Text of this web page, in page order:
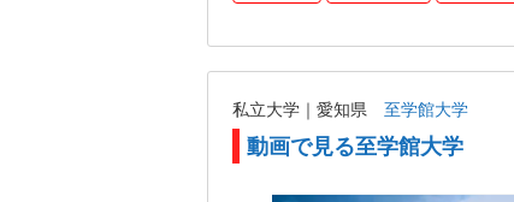
私立大学｜愛知県 至学館大学
動画で見る至学館大学